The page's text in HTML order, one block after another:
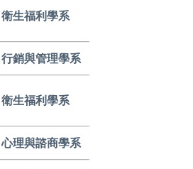
衛生福利學系
行銷與管理學系
衛生福利學系
心理與諮商學系